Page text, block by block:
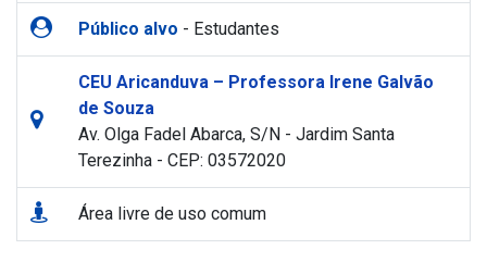
Público alvo - Estudantes
CEU Aricanduva – Professora Irene Galvão
de Souza
Av. Olga Fadel Abarca, S/N - Jardim Santa
Terezinha - CEP: 03572020
Área livre de uso comum